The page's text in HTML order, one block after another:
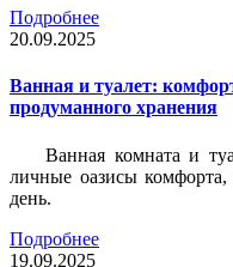
Подробнее
20.09.2025
Ванная и туалет:
продуманного хранения
Ванная комната и
личные оазисы комфорта,
день.
Подробнее
19.09.2025